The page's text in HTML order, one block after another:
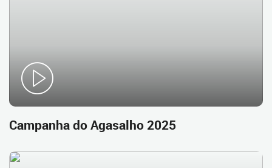
Campanha do Agasalho 2025